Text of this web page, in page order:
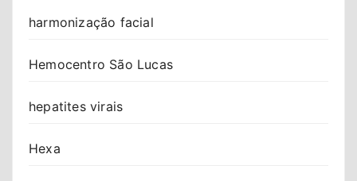
harmonização facial
Hemocentro São Lucas
hepatites virais
Hexa